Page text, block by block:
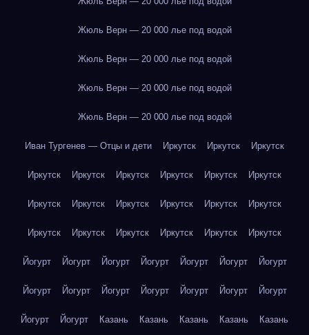
Жюль Верн — 20 000 лье под водой
Жюль Верн — 20 000 лье под водой
Жюль Верн — 20 000 лье под водой
Жюль Верн — 20 000 лье под водой
Иван Тургенев — Отцы и дети Иркутск Иркутск Иркутск
Иркутск Иркутск Иркутск Иркутск Иркутск Иркутск
Иркутск Иркутск Иркутск Иркутск Иркутск Иркутск
Иркутск Иркутск Иркутск Иркутск Иркутск Иркутск
Йогурт Йогурт Йогурт Йогурт Йогурт Йогурт Йогурт
Йогурт Йогурт Йогурт Йогурт Йогурт Йогурт Йогурт
Йогурт Йогурт Казань Казань Казань Казань Казань